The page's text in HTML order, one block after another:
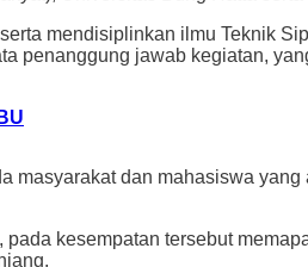
mendisiplinkan ilmu Teknik
penanggung jawab kegiatan,
dan mahasiswa
kesempatan tersebut